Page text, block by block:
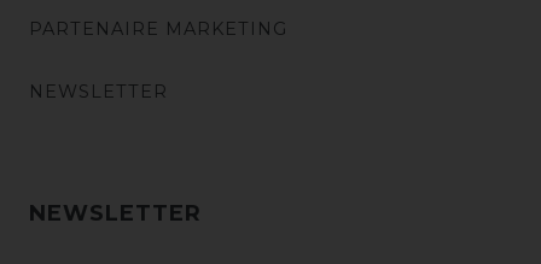
PARTENAIRE MARKETING
NEWSLETTER
NEWSLETTER